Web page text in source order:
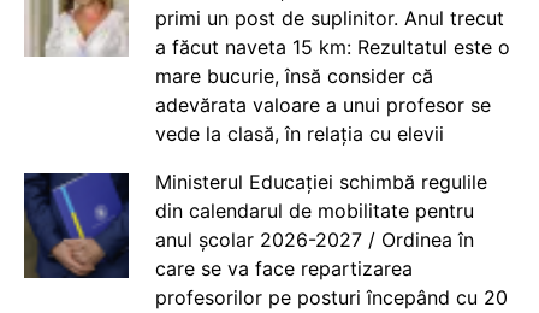
primi un post de suplinitor. Anul trecut
a făcut naveta 15 km: Rezultatul este o
mare bucurie, însă consider că
adevărata valoare a unui profesor se
vede la clasă, în relația cu elevii
Ministerul Educației schimbă regulile
din calendarul de mobilitate pentru
anul școlar 2026-2027 / Ordinea în
care se va face repartizarea
profesorilor pe posturi începând cu 20